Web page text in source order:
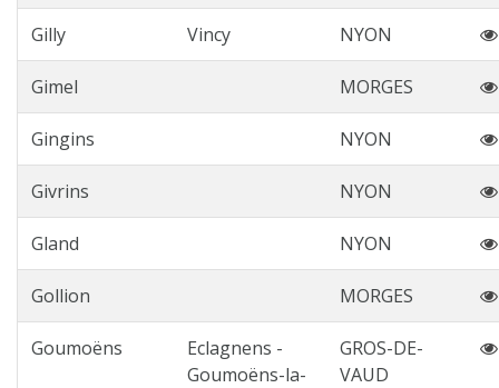
Gilly Vincy NYON
Gimel MORGES
Gingins NYON
Givrins NYON
Gland NYON
Gollion MORGES
Goumoëns
Eclagnens -
Goumoëns-la-
GROS-DE-
VAUD